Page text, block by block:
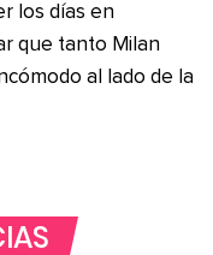
los días en
que tanto Milan
al lado de la